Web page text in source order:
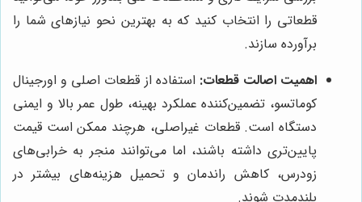
قطعاتی را انتخاب کنید که به بهترین نحو نیازهای شما را
برآورده سازند.
اهمیت اصالت قطعات: استفاده از قطعات اصلی و اورجینال
کوماتسو، تضمین‌کننده عملکرد بهینه، طول عمر بالا و ایمنی
دستگاه است. قطعات غیراصلی، هرچند ممکن است قیمت
پایین‌تری داشته باشند، اما می‌توانند منجر به خرابی‌های
زودرس، کاهش راندمان و تحمیل هزینه‌های بیشتر در
بلندمدت شوند.